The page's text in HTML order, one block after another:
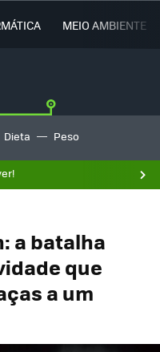
MEIO AMBIENTE
Dieta Peso
a batalha
que
a um